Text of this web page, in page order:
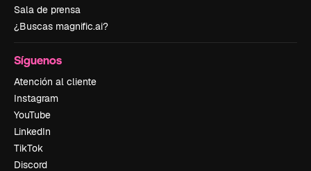
Sala de prensa
¿Buscas magnific.ai?
Síguenos
Atención al cliente
Instagram
YouTube
LinkedIn
TikTok
Discord